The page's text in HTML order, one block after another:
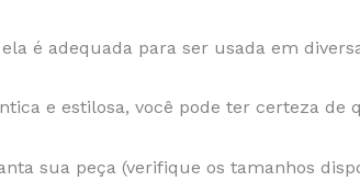
é adequada para ser usada em
e estilosa, você pode ter certeza de
sua peça (verifique os tamanhos